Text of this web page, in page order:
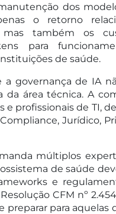
dos
o retorno
mas também os
para
de saúde.
a governança de IA
da área técnica. A
e profissionais de TI,
Jurídico,
múltiplos
de saúde
e
CFM nº
preparar para aquelas